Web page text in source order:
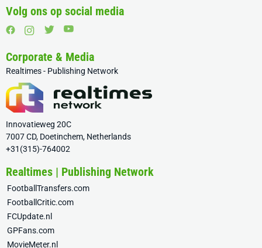
Volg ons op social media
Corporate & Media
Realtimes - Publishing Network
Innovatieweg 20C
7007 CD, Doetinchem, Netherlands
+31(315)-764002
Realtimes | Publishing Network
FootballTransfers.com
FootballCritic.com
FCUpdate.nl
GPFans.com
MovieMeter.nl